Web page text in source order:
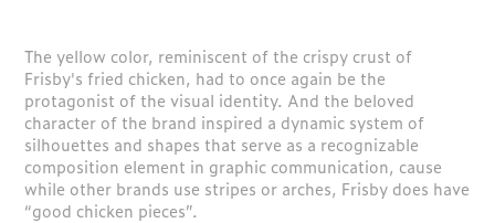
The yellow color, reminiscent of the crispy crust of
Frisby's fried chicken, had to once again be the
protagonist of the visual identity. And the beloved
character of the brand inspired a dynamic system of
silhouettes and shapes that serve as a recognizable
composition element in graphic communication, cause
while other brands use stripes or arches, Frisby does have
“good chicken pieces”.